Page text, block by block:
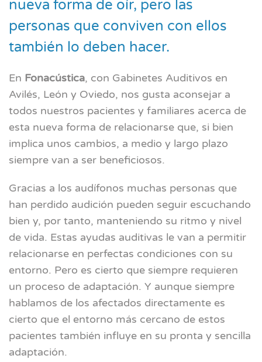
nueva forma de oír, pero las
personas que conviven con ellos
también lo deben hacer.
En Fonacústica, con Gabinetes Auditivos en
Avilés, León y Oviedo, nos gusta aconsejar a
todos nuestros pacientes y familiares acerca de
esta nueva forma de relacionarse que, si bien
implica unos cambios, a medio y largo plazo
siempre van a ser beneficiosos.
Gracias a los audífonos muchas personas que
han perdido audición pueden seguir escuchando
bien y, por tanto, manteniendo su ritmo y nivel
de vida. Estas ayudas auditivas le van a permitir
relacionarse en perfectas condiciones con su
entorno. Pero es cierto que siempre requieren
un proceso de adaptación. Y aunque siempre
hablamos de los afectados directamente es
cierto que el entorno más cercano de estos
pacientes también influye en su pronta y sencilla
adaptación.